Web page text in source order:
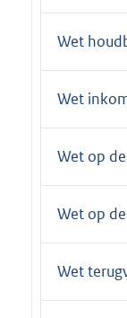
Wet
Wet
Wet op
Wet op
Wet